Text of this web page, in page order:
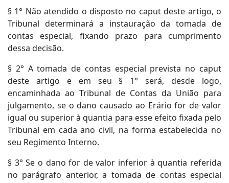
§ 1° Não atendido o disposto no caput deste artigo, o
Tribunal determinará a instauração da tomada de
contas especial, fixando prazo para cumprimento
dessa decisão.
§ 2° A tomada de contas especial prevista no caput
deste artigo e em seu § 1° será, desde logo,
encaminhada ao Tribunal de Contas da União para
julgamento, se o dano causado ao Erário for de valor
igual ou superior à quantia para esse efeito fixada pelo
Tribunal em cada ano civil, na forma estabelecida no
seu Regimento Interno.
§ 3° Se o dano for de valor inferior à quantia referida
no parágrafo anterior, a tomada de contas especial